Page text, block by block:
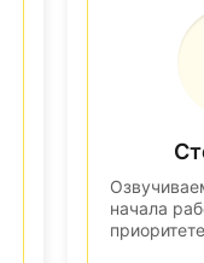
начала